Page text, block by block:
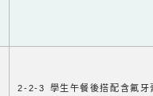
2-2-3 學生午餐後搭配含氟牙